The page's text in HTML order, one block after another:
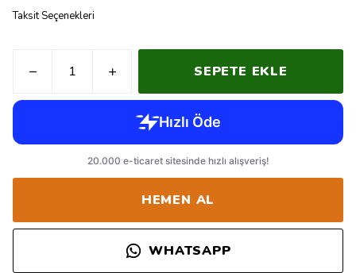
Taksit Seçenekleri
SEPETE EKLE
HEMEN AL
WHATSAPP